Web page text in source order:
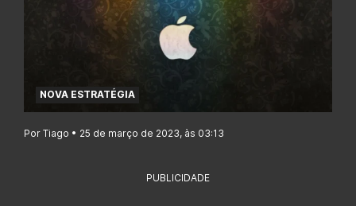
NOVA ESTRATÉGIA
Por Tiago • 25 de março de 2023, às 03:13
PUBLICIDADE